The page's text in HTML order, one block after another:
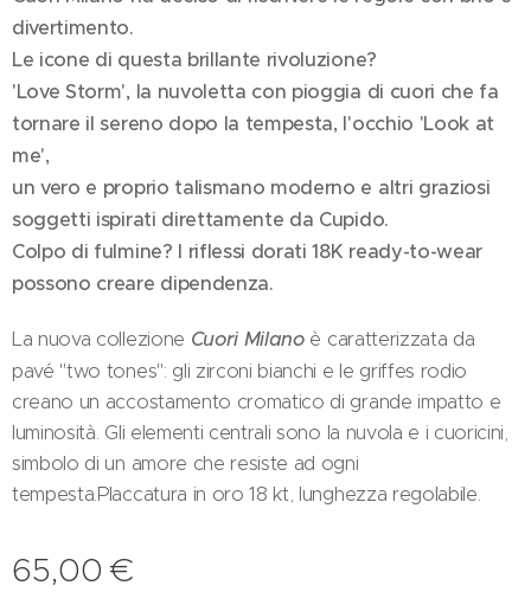
divertimento.
Le icone di questa brillante rivoluzione?
'Love Storm', la nuvoletta con pioggia di cuori che fa
tornare il sereno dopo la tempesta, l'occhio 'Look at
me',
un vero e proprio talismano moderno e altri graziosi
soggetti ispirati direttamente da Cupido.
Colpo di fulmine? I riflessi dorati 18K ready-to-wear
possono creare dipendenza.
La nuova collezione Cuori Milano è caratterizzata da
pavé "two tones": gli zirconi bianchi e le griffes rodio
creano un accostamento cromatico di grande impatto e
luminosità. Gli elementi centrali sono la nuvola e i cuoricini,
simbolo di un amore che resiste ad ogni
tempesta.Placcatura in oro 18 kt, lunghezza regolabile.
65,00 €